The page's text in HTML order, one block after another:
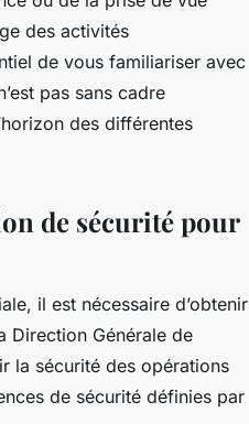
des activités
de vous familiariser avec
pas sans cadre
des différentes
de sécurité pour
il est nécessaire d’obtenir
Direction Générale de
la sécurité des opérations
de sécurité définies par